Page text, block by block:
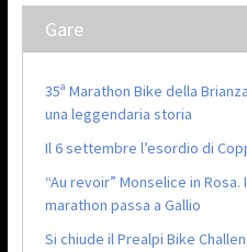
Gare
35ª Marathon Bike della
una leggendaria storia
Il 6 settembre l’esordio di
“Au revoir” Monselice in
marathon passa a Gallio
Si chiude il Prealpi Bike